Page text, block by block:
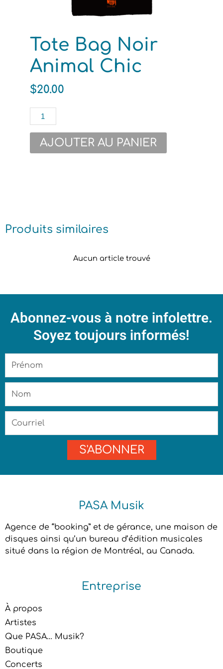
Tote Bag Noir
Animal Chic
$20.00
quantité
de
Tote
Bag
AJOUTER AU PANIER
Produits similaires
Aucun article trouvé
Abonnez-vous à notre infolettre.
Soyez toujours informés!
S'ABONNER
PASA Musik
Agence de “booking” et de gérance, une maison de
disques ainsi qu’un bureau d’édition musicales
situé dans la région de Montréal, au Canada.
Entreprise
À propos
Artistes
Que PASA… Musik?
Boutique
Concerts